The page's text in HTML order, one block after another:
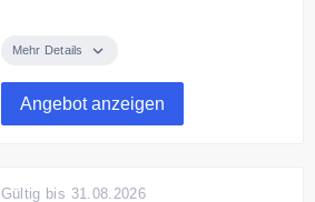
Über 300 Shirts unter 15€
Mehr Details
Angebot anzeigen
Gültig bis 31.08.2026